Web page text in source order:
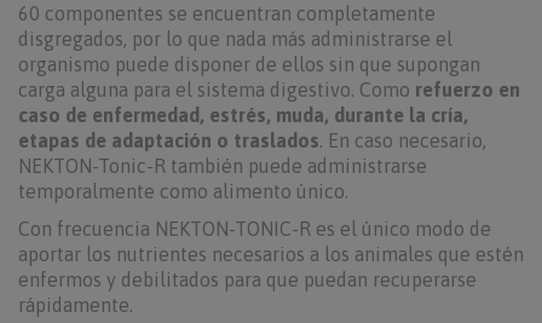
60 componentes se encuentran completamente
disgregados, por lo que nada más administrarse el
organismo puede disponer de ellos sin que supongan
carga alguna para el sistema digestivo. Como refuerzo en
caso de enfermedad, estrés, muda, durante la cría,
etapas de adaptación o traslados. En caso necesario,
NEKTON-Tonic-R también puede administrarse
temporalmente como alimento único.
Con frecuencia NEKTON-TONIC-R es el único modo de
aportar los nutrientes necesarios a los animales que estén
enfermos y debilitados para que puedan recuperarse
rápidamente.